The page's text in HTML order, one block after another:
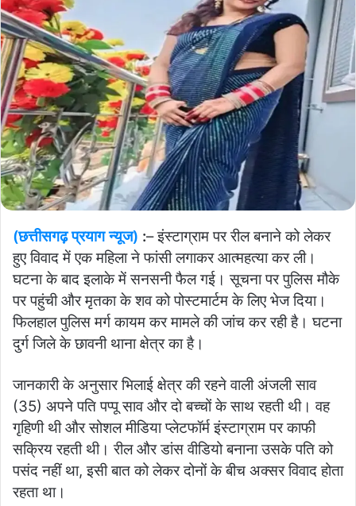
(छत्तीसगढ़ प्रयाग न्यूज) :– इंस्टाग्राम पर रील बनाने को लेकर
हुए विवाद में एक महिला ने फांसी लगाकर आत्महत्या कर ली।
घटना के बाद इलाके में सनसनी फैल गई। सूचना पर पुलिस मौके
पर पहुंची और मृतका के शव को पोस्टमार्टम के लिए भेज दिया।
फिलहाल पुलिस मर्ग कायम कर मामले की जांच कर रही है। घटना
दुर्ग जिले के छावनी थाना क्षेत्र का है।
जानकारी के अनुसार भिलाई क्षेत्र की रहने वाली अंजली साव
(35) अपने पति पप्पू साव और दो बच्चों के साथ रहती थी। वह
गृहिणी थी और सोशल मीडिया प्लेटफॉर्म इंस्टाग्राम पर काफी
सक्रिय रहती थी। रील और डांस वीडियो बनाना उसके पति को
पसंद नहीं था, इसी बात को लेकर दोनों के बीच अक्सर विवाद होता
रहता था।